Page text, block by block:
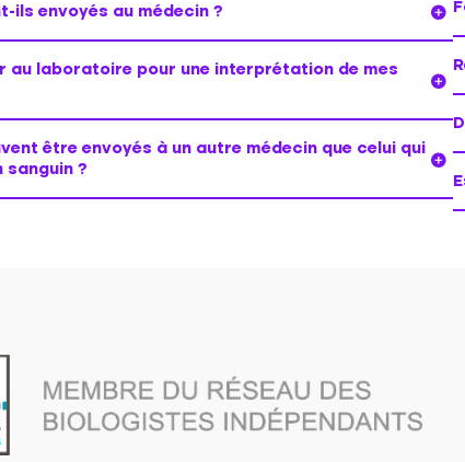
ils envoyés au médecin ?
au laboratoire pour une interprétation de mes
être envoyés à un autre médecin que celui qui
sanguin ?